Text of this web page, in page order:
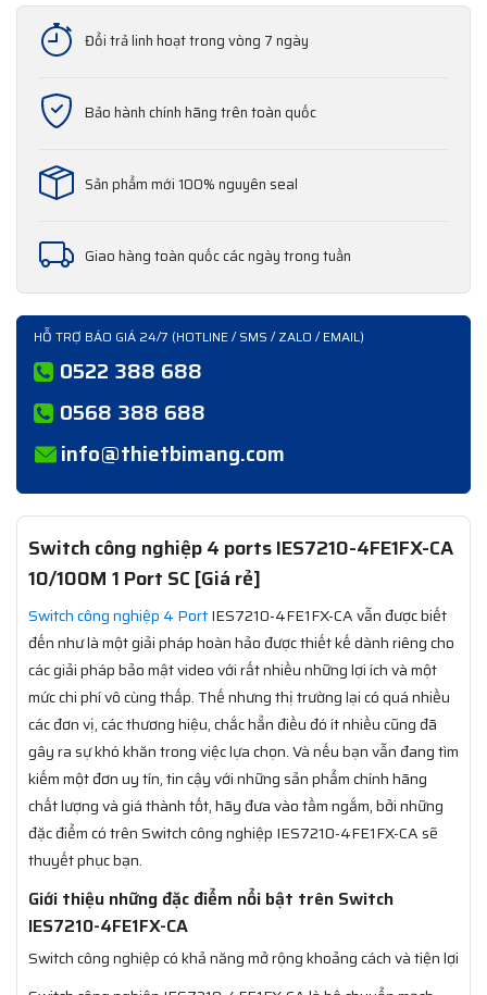
Đổi trả linh hoạt trong vòng 7 ngày
Bảo hành chính hãng trên toàn quốc
Sản phẩm mới 100% nguyên seal
Giao hàng toàn quốc các ngày trong tuần
HỖ TRỢ BÁO GIÁ 24/7 (HOTLINE / SMS / ZALO / EMAIL)
0522 388 688
0568 388 688
info@thietbimang.com
Switch công nghiệp 4 ports IES7210-4FE1FX-CA
10/100M 1 Port SC [Giá rẻ]
Switch công nghiệp 4 PortIES7210-4FE1FX-CA vẫn được biết
đến như là một giải pháp hoàn hảo được thiết kế dành riêng cho
các giải pháp bảo mật video với rất nhiều những lợi ích và một
mức chi phí vô cùng thấp. Thế nhưng thị trường lại có quá nhiều
các đơn vị, các thương hiệu, chắc hẳn điều đó ít nhiều cũng đã
gây ra sự khó khăn trong việc lựa chọn. Và nếu bạn vẫn đang tìm
kiếm một đơn uy tín, tin cậy với những sản phẩm chính hãng
chất lượng và giá thành tốt, hãy đưa vào tầm ngắm, bởi những
đặc điểm có trên Switch công nghiệp IES7210-4FE1FX-CA sẽ
thuyết phục bạn.
Giới thiệu những đặc điểm nổi bật trên Switch
IES7210-4FE1FX-CA
Switch công nghiệp có khả năng mở rộng khoảng cách và tiện lợi